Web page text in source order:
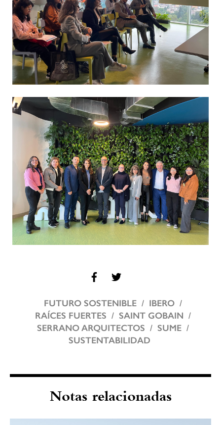
FUTURO SOSTENIBLE
IBERO
RAÍCES FUERTES
SAINT GOBAIN
SERRANO ARQUITECTOS
SUME
SUSTENTABILIDAD
Notas relacionadas